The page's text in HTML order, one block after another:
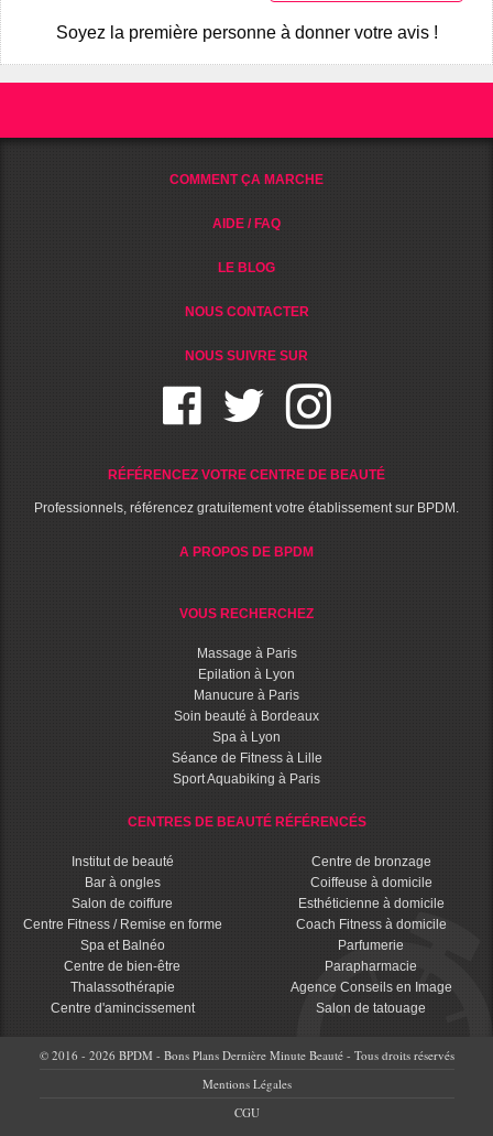
Soyez la première personne à donner votre avis !
COMMENT ÇA MARCHE
AIDE / FAQ
LE BLOG
NOUS CONTACTER
NOUS SUIVRE SUR
RÉFÉRENCEZ VOTRE CENTRE DE BEAUTÉ
Professionnels, référencez gratuitement votre établissement sur BPDM.
A PROPOS DE BPDM
VOUS RECHERCHEZ
Massage à Paris
Epilation à Lyon
Manucure à Paris
Soin beauté à Bordeaux
Spa à Lyon
Séance de Fitness à Lille
Sport Aquabiking à Paris
CENTRES DE BEAUTÉ RÉFÉRENCÉS
Institut de beauté
Bar à ongles
Salon de coiffure
Centre Fitness / Remise en forme
Spa et Balnéo
Centre de bien-être
Thalassothérapie
Centre d'amincissement
Centre de bronzage
Coiffeuse à domicile
Esthéticienne à domicile
Coach Fitness à domicile
Parfumerie
Parapharmacie
Agence Conseils en Image
Salon de tatouage
© 2016 - 2026 BPDM - Bons Plans Dernière Minute Beauté - Tous droits réservés
Mentions Légales
CGU